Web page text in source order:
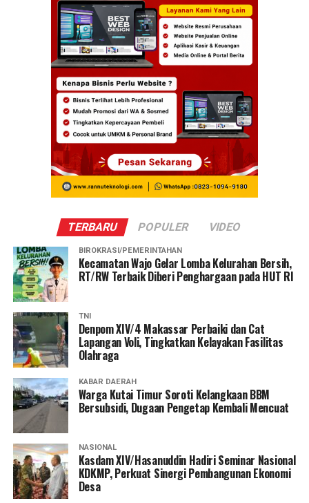
TERBARU POPULER VIDEO
BIROKRASI/PEMERINTAHAN
Kecamatan Wajo Gelar Lomba Kelurahan Bersih,
RT/RW Terbaik Diberi Penghargaan pada HUT RI
TNI
Denpom XIV/4 Makassar Perbaiki dan Cat
Lapangan Voli, Tingkatkan Kelayakan Fasilitas
Olahraga
KABAR DAERAH
Warga Kutai Timur Soroti Kelangkaan BBM
Bersubsidi, Dugaan Pengetap Kembali Mencuat
NASIONAL
Kasdam XIV/Hasanuddin Hadiri Seminar Nasional
KDKMP, Perkuat Sinergi Pembangunan Ekonomi
Desa